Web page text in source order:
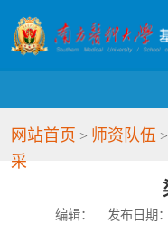
网站首页 > 师资队伍 >
采
编辑： 发布日期